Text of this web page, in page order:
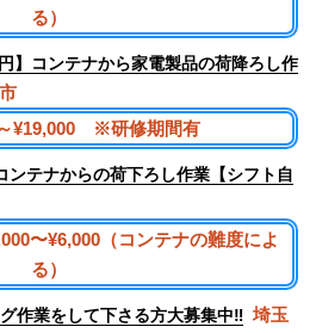
る）
】コンテナから家電製品の荷降ろし作
～¥19,000 ※研修期間有
ンテナからの荷下ろし作業【シフト自
〜¥6,000（コンテナの難度によ
る）
作業をして下さる方大募集中‼︎ 埼玉